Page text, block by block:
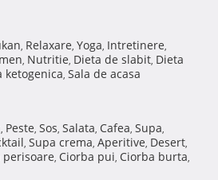
, Relaxare, Yoga, Intretinere,
, Nutritie, Dieta de slabit, Dieta
ketogenica, Sala de acasa
, Peste, Sos, Salata, Cafea, Supa,
, Supa crema, Aperitive, Desert,
perisoare, Ciorba pui, Ciorba burta,